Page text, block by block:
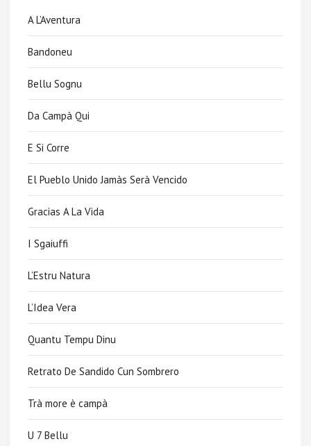
A L’Aventura
Bandoneu
Bellu Sognu
Da Campà Qui
E Si Corre
El Pueblo Unido Jamàs Serà Vencido
Gracias A La Vida
I Sgaiuffi
L’Estru Natura
L’Idea Vera
Quantu Tempu Dinu
Retrato De Sandido Cun Sombrero
Trà more è campà
U 7 Bellu